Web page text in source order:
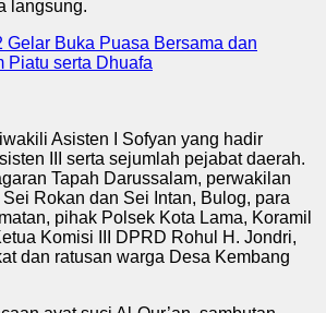
langsung.
Gelar Buka Puasa Bersama dan
Piatu serta Dhuafa
Asisten I Sofyan yang hadir
III serta sejumlah pejabat daerah.
Tapah Darussalam, perwakilan
Rokan dan Sei Intan, Bulog, para
pihak Polsek Kota Lama, Koramil
Komisi III DPRD Rohul H. Jondri,
dan ratusan warga Desa Kembang